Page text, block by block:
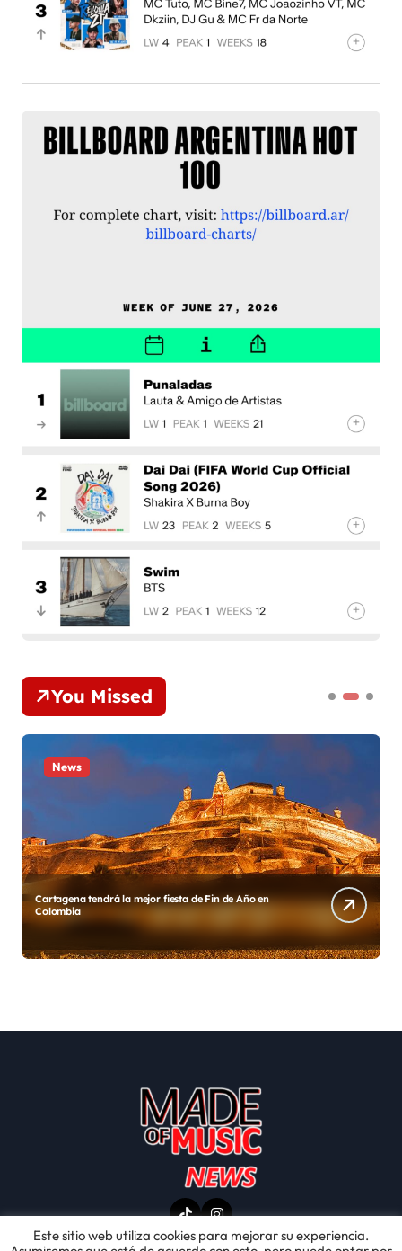
You Missed
News
Cartagena tendrá la mejor fiesta de Fin de Año en
Colombia
Este sitio web utiliza cookies para mejorar su experiencia.